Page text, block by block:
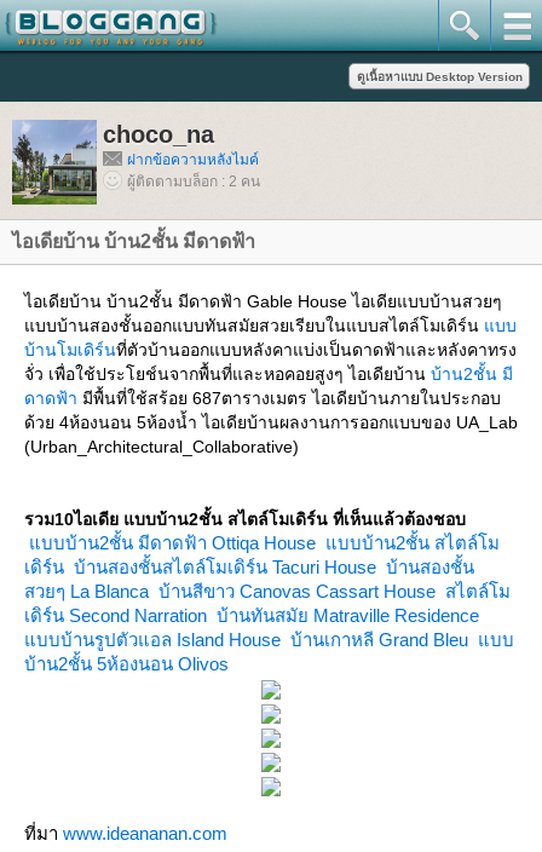
choco_na
ฝากข้อความหลังไมค์
ผู้ติดตามบล็อก : 2 คน
ไอเดียบ้าน บ้าน2ชั้น มีดาดฟ้า
ไอเดียบ้าน บ้าน2ชั้น มีดาดฟ้า Gable House ไอเดียแบบบ้านสวยๆ
บบบ้านสองชั้นออกแบบทันสมัยสวยเรียบในแบบสไตล์โมเดิร์น บบ
บ้านโมเดิร์นที่ตัวบ้านออกแบบหลังคาแบ่งเป็นดาดฟ้าและหลังคาทรง
จั่ว เพื่อใช้ประโยช์นจากพื้นที่และหอคอยสูงๆ ไอเดียบ้าน บ้าน2ชั้น มี
ดาดฟ้า มีพื้นที่ใช้สร้อย 687ตารางเมตร ไอเดียบ้านภายในประกอบ
ด้วย 4ห้องนอน 5ห้องน้ำ ไอเดียบ้านผลงานการออกแบบของ UA_Lab
(Urban_Architectural_Collaborative)
รวม10ไอเดีย แบบบ้าน2ชั้น สไตล์โมเดิร์น ที่เห็นแล้วต้องชอบ
บบบ้าน2ชั้น มีดาดฟ้า Ottiqa House บบบ้าน2ชั้น สไตล์โม
เดิร์น บ้านสองชั้นสไตล์โมเดิร์น Tacuri House บ้านสองชั้น
สวยๆ La Blanca บ้านสีขาว Canovas Cassart House สไตล์โม
เดิร์น Second Narration บ้านทันสมัย Matraville Residence
บบบ้านรูปตัวแอล Island House บ้านเกาหลี Grand Bleu บบ
บ้าน2ชั้น 5ห้องนอน Olivos
ที่มา www.ideananan.com